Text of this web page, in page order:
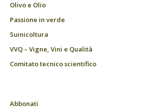
Olivo e Olio
Passione in verde
Suinicoltura
VVQ – Vigne, Vini e Qualità
Comitato tecnico scientifico
Abbonati